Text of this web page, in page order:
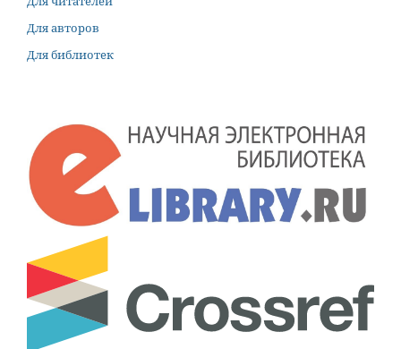
Для авторов
Для библиотек